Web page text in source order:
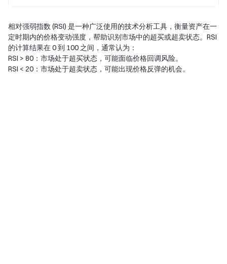
相对强弱指数 (RSI) 是一种广泛使用的技术分析工具，衡量资产在一
定时期内的价格变动强度，帮助识别市场中的超买或超卖状态。RSI
的计算结果在 0 到 100 之间，通常认为：
RSI > 80：市场处于超买状态，可能面临价格回调风险。
RSI < 20：市场处于超卖状态，可能出现价格反弹的机会。